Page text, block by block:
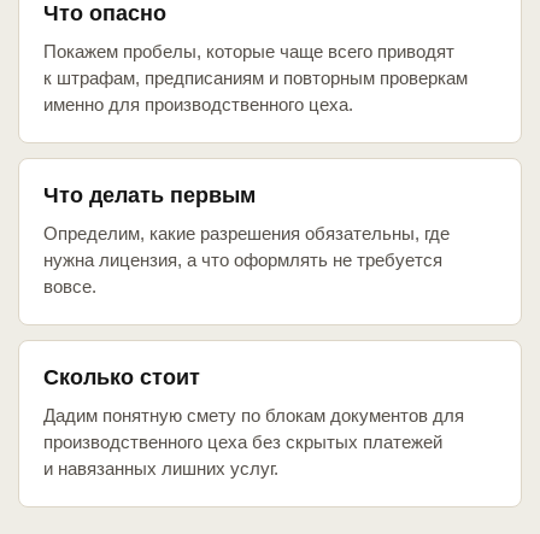
Что опасно
Покажем пробелы, которые чаще всего приводят
к штрафам, предписаниям и повторным проверкам
именно для производственного цеха.
Что делать первым
Определим, какие разрешения обязательны, где
нужна лицензия, а что оформлять не требуется
вовсе.
Сколько стоит
Дадим понятную смету по блокам документов для
производственного цеха без скрытых платежей
и навязанных лишних услуг.